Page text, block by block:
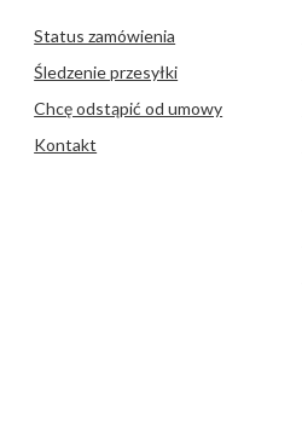
Status zamówienia
Śledzenie przesyłki
Chcę odstąpić od umowy
Kontakt